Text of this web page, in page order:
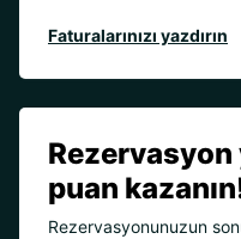
Faturalarınızı yazdırın
Rezervasyon
puan
Rezervasyonunuzun